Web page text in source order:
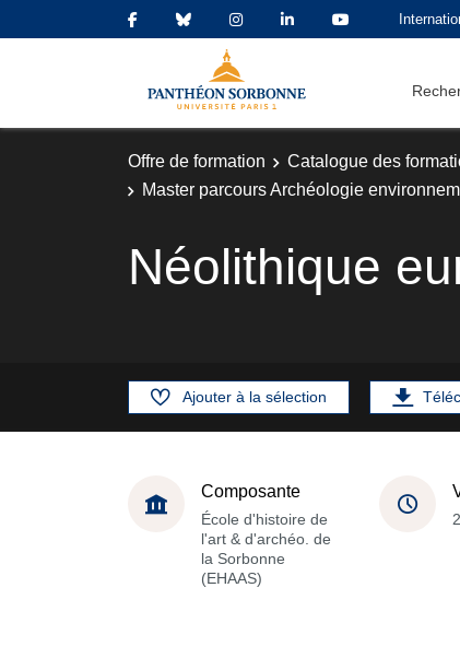
Offre de formation Catalogue des
Master parcours Archéologie
Néolithique
Ajouter à la sélection
Composante
École d'histoire de
l'art & d'archéo. de
la Sorbonne
(EHAAS)